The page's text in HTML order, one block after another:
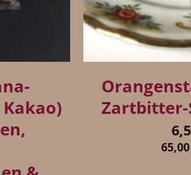
Zartbitter-
65,00